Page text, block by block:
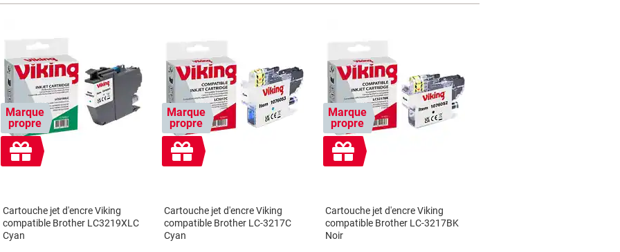
Marque
propre
Cadeau
gratuit
Cartouche jet d'encre Viking
compatible Brother LC3219XLC
Cyan
Marque
propre
Cadeau
gratuit
Cartouche jet d'encre Viking
compatible Brother LC-3217C
Cyan
Marque
propre
Cadeau
gratuit
Cartouche jet d'encre Viking
compatible Brother LC-3217BK
Noir